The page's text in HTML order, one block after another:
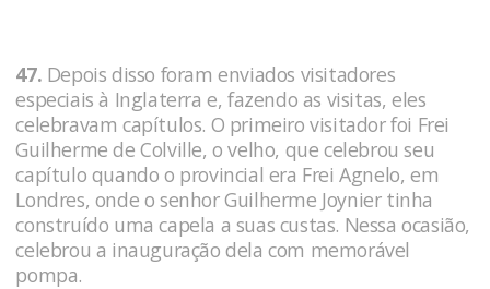
47. Depois disso foram enviados visitadores
especiais à Inglaterra e, fazendo as visitas, eles
celebravam capítulos. O primeiro visitador foi Frei
Guilherme de Colville, o velho, que celebrou seu
capítulo quando o provincial era Frei Agnelo, em
Londres, onde o senhor Guilherme Joynier tinha
construído uma capela a suas custas. Nessa ocasião,
celebrou a inauguração dela com memorável
pompa.